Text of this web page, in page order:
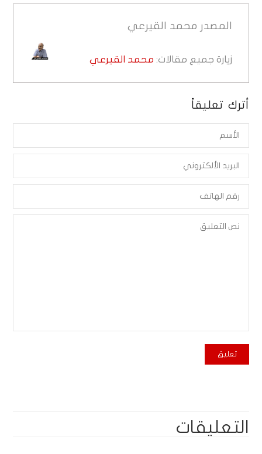
المصدر محمد القيرعي
زيارة جميع مقالات: محمد القيرعي
أترك تعليقاً
التعليقات